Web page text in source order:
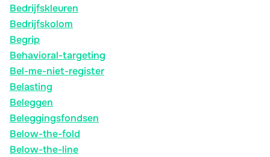
Bedrijfskleuren
Bedrijfskolom
Begrip
Behavioral-targeting
Bel-me-niet-register
Belasting
Beleggen
Beleggingsfondsen
Below-the-fold
Below-the-line